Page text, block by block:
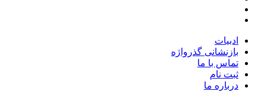
ادبیات
بازنشانی گذرواژه
تماس با ما
ثبت نام
درباره ما